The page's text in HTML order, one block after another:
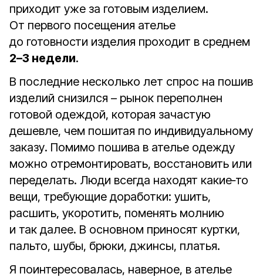
приходит уже за готовым изделием.
От первого посещения ателье
до готовности изделия проходит в среднем
2–3 недели.
В последние несколько лет спрос на пошив
изделий снизился – рынок переполнен
готовой одеждой, которая зачастую
дешевле, чем пошитая по индивидуальному
заказу. Помимо пошива в ателье одежду
можно отремонтировать, восстановить или
переделать. Люди всегда находят какие‑то
вещи, требующие доработки: ушить,
расшить, укоротить, поменять молнию
и так далее. В основном приносят куртки,
пальто, шубы, брюки, джинсы, платья.
Я поинтересовалась, наверное, в ателье